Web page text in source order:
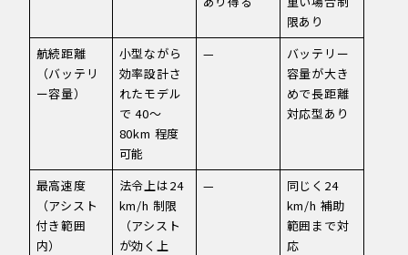
限あり
航続距離
（バッテリ
ー容量）
小型ながら
効率設計さ
れたモデル
で 40～
80km 程度
可能
—
バッテリー
容量が大き
めで長距離
対応型あり
最高速度
（アシスト
付き範囲
内）
法令上は24
km/h 制限
（アシスト
が効く上
—
同じく24
km/h 補助
範囲まで対
応